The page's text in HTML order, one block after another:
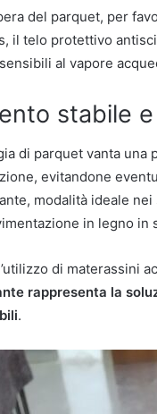
del parquet, per
il telo protettivo
al vapore
stabile
di parquet vanta
evitandone
modalità ideale
in legno
di materassini
rappresenta la
.